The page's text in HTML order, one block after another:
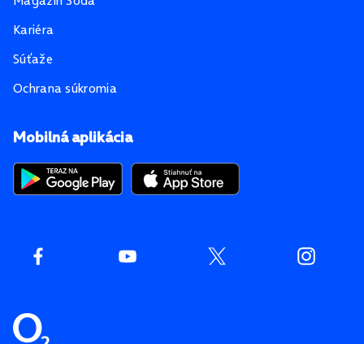
Mobilná aplikácia
Kariéra
Súťaže
Ochrana súkromia